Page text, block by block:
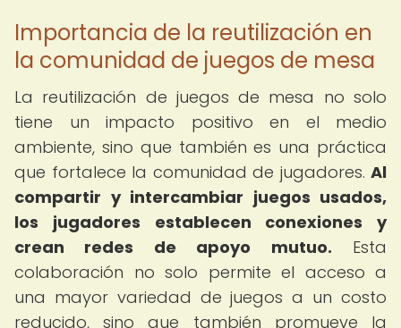
Importancia de la reutilización en
la comunidad de juegos de mesa
La reutilización de juegos de mesa no solo
tiene un impacto positivo en el medio
ambiente, sino que también es una práctica
que fortalece la comunidad de jugadores. Al
compartir y intercambiar juegos usados,
los jugadores establecen conexiones y
crean redes de apoyo mutuo. Esta
colaboración no solo permite el acceso a
una mayor variedad de juegos a un costo
reducido, sino que también promueve la